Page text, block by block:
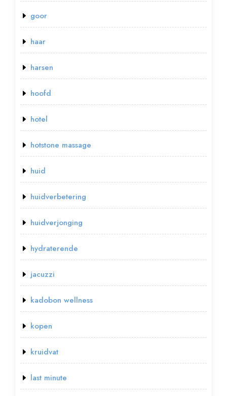
goor
haar
harsen
hoofd
hotel
hotstone massage
huid
huidverbetering
huidverjonging
hydraterende
jacuzzi
kadobon wellness
kopen
kruidvat
last minute